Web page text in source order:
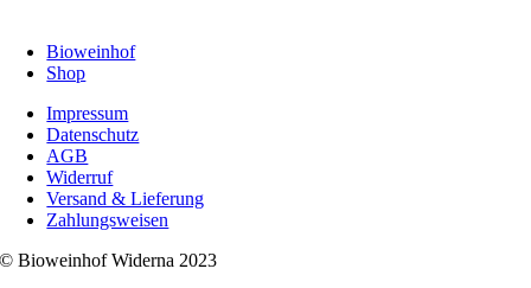
Bioweinhof
Shop
Impressum
Datenschutz
AGB
Widerruf
Versand & Lieferung
Zahlungsweisen
© Bioweinhof Widerna 2023